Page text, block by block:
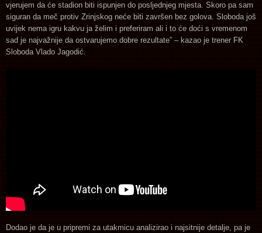
vjerujem da će stadion biti ispunjen do posljednjeg mjesta. Skoro pa sam
siguran da meč protiv Zrinjskog neće biti završen bez golova. Sloboda još
uvijek nema igru kakvu ja želim i preferiram ali i to će doći s vremenom
sad je najvažnije da ostvarujemo dobre rezultate” – kazao je trener FK
Sloboda Vlado Jagodić.
Dodao je da je u pripremi za utakmicu analizirao i najsitnije detalje, pa je